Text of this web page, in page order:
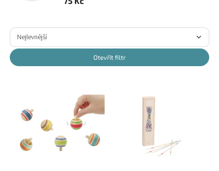
Ř
z
e
n
Nejlevnější
Otevřít filtr